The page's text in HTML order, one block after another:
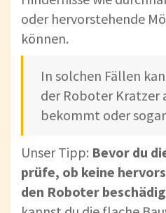
oder hervorstehende
können.
In solchen Fällen
der Roboter Kratzer
bekommt oder
Unser Tipp: Bevor du
prüfe, ob keine
den Roboter